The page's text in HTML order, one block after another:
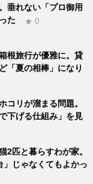
垂れない「プロ御用
た
★ 0
根旅行が優雅に。貸
「夏の相棒」になり
コリが溜まる問題。
下げる仕組み」を見
2匹と暮らすわが家。
」じゃなくてもよかっ